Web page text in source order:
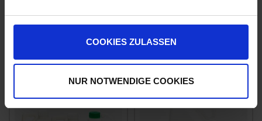
COOKIES ZULASSEN
NUR NOTWENDIGE COOKIES
124,19 € / l 7,72 € / l